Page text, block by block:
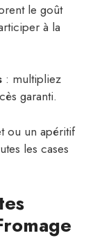
le goût
à la
: multipliez
garanti.
ou un apéritif
les cases